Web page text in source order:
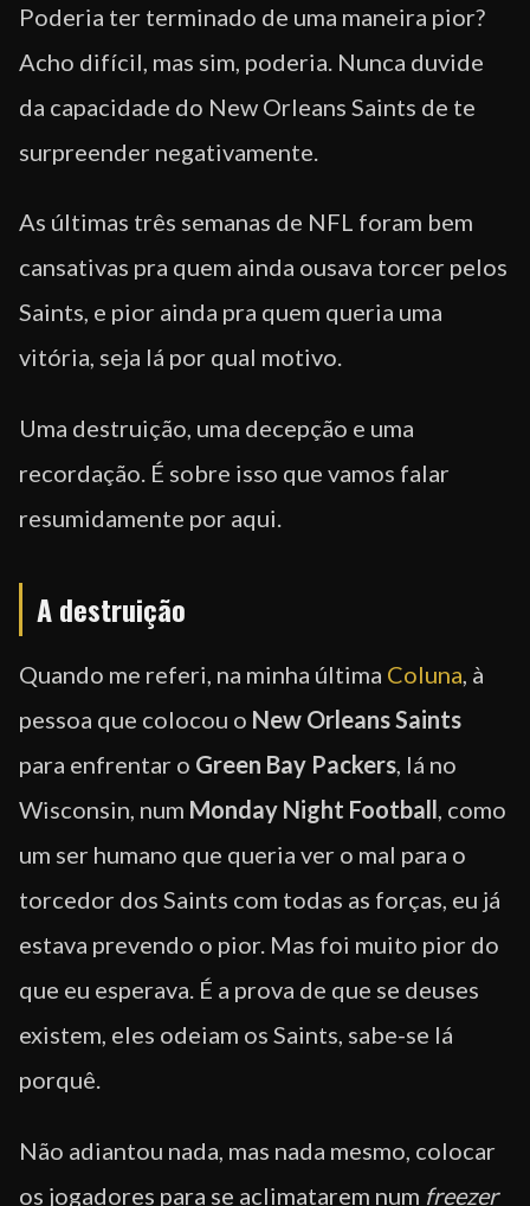
Poderia ter terminado de uma maneira pior?
Acho difícil, mas sim, poderia. Nunca duvide
da capacidade do New Orleans Saints de te
surpreender negativamente.
As últimas três semanas de NFL foram bem
cansativas pra quem ainda ousava torcer pelos
Saints, e pior ainda pra quem queria uma
vitória, seja lá por qual motivo.
Uma destruição, uma decepção e uma
recordação. É sobre isso que vamos falar
resumidamente por aqui.
A destruição
Quando me referi, na minha última Coluna, à
pessoa que colocou o New Orleans Saints
para enfrentar o Green Bay Packers, lá no
Wisconsin, num Monday Night Football, como
um ser humano que queria ver o mal para o
torcedor dos Saints com todas as forças, eu já
estava prevendo o pior. Mas foi muito pior do
que eu esperava. É a prova de que se deuses
existem, eles odeiam os Saints, sabe-se lá
porquê.
Não adiantou nada, mas nada mesmo, colocar
os jogadores para se aclimatarem num freezer